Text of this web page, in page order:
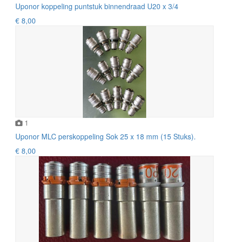
Uponor koppeling puntstuk binnendraad U20 x 3/4
€ 8,00
1
Uponor MLC perskoppeling Sok 25 x 18 mm (15 Stuks).
€ 8,00